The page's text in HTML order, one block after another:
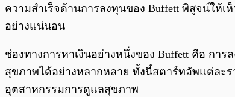
ความสำเร็จด้านการลงทุนของ Buffett พิสูจน์ให้
อย่างแน่นอน
ช่องทางการหาเงินอย่างหนึ่งของ Buffett คือ กา
สุขภาพได้อย่างหลากหลาย ทั้งนี้สตาร์ทอัพแต่ละร
อุตสาหกรรมการดูแลสุขภาพ